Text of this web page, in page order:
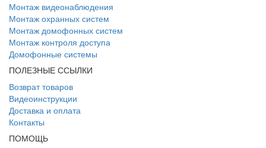
Монтаж видеонаблюдения
Монтаж охранных систем
Монтаж домофонных систем
Монтаж контроля доступа
Домофонные системы
ПОЛЕЗНЫЕ ССЫЛКИ
Возврат товаров
Видеоинструкции
Доставка и оплата
Контакты
ПОМОЩЬ